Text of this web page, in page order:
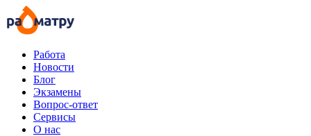
Работа
Новости
Блог
Экзамены
Вопрос-ответ
Сервисы
О нас